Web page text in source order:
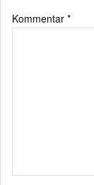
Kommentar *